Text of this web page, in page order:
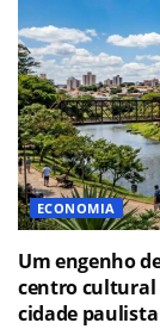
ECONOMIA
Um engenho
centro cultural
cidade